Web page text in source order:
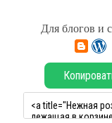
Для блогов и